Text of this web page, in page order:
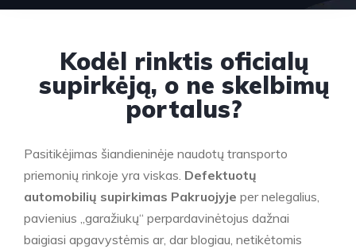
Kodėl rinktis oficialų
supirkėją, o ne skelbimų
portalus?
Pasitikėjimas šiandieninėje naudotų transporto
priemonių rinkoje yra viskas. Defektuotų
automobilių supirkimas Pakruojyje per nelegalius,
pavienius „garažiukų“ perpardavinėtojus dažnai
baigiasi apgavystėmis ar, dar blogiau, netikėtomis